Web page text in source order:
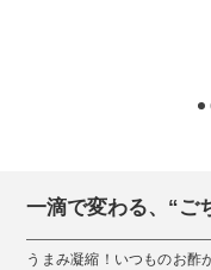
一滴で変わる、“ご
うまみ凝縮！いつものお酢